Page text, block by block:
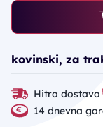
kovinski, za
Hitra dostava
14 dnevna